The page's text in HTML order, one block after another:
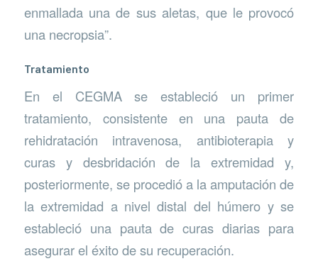
enmallada una de sus aletas, que le provocó
una necropsia”.
Tratamiento
En el CEGMA se estableció un primer
tratamiento, consistente en una pauta de
rehidratación intravenosa, antibioterapia y
curas y desbridación de la extremidad y,
posteriormente, se procedió a la amputación de
la extremidad a nivel distal del húmero y se
estableció una pauta de curas diarias para
asegurar el éxito de su recuperación.